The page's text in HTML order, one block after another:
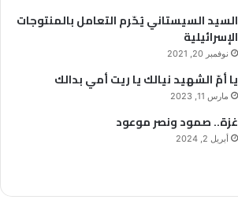
السيد السيستاني يُحّرم التعامل بالمنتوجات
الإسرائيلية
نوفمبر 20, 2021
يا أمّ الشهيد نيالك يا ريت أمي بدالك
مارس 11, 2023
غزة.. صمود ونصر موعود
أبريل 2, 2024